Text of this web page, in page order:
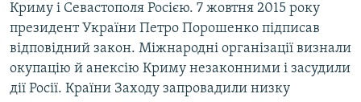
Криму і Севастополя Росією. 7 жовтня 2015 року
президент України Петро Порошенко підписав
відповідний закон. Міжнародні організації визнали
окупацію й анексію Криму незаконними і засудили
дії Росії. Країни Заходу запровадили низку